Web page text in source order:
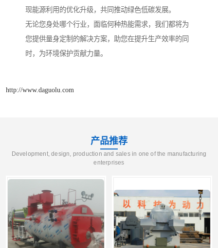
现能源利用的优化升级，共同推动绿色低碳发展。
无论您身处哪个行业，面临何种热能需求，我们都将为
您提供量身定制的解决方案，助您在提升生产效率的同
时，为环境保护贡献力量。
http://www.daguolu.com
产品推荐
Development, design, production and sales in one of the manufacturing
enterprises